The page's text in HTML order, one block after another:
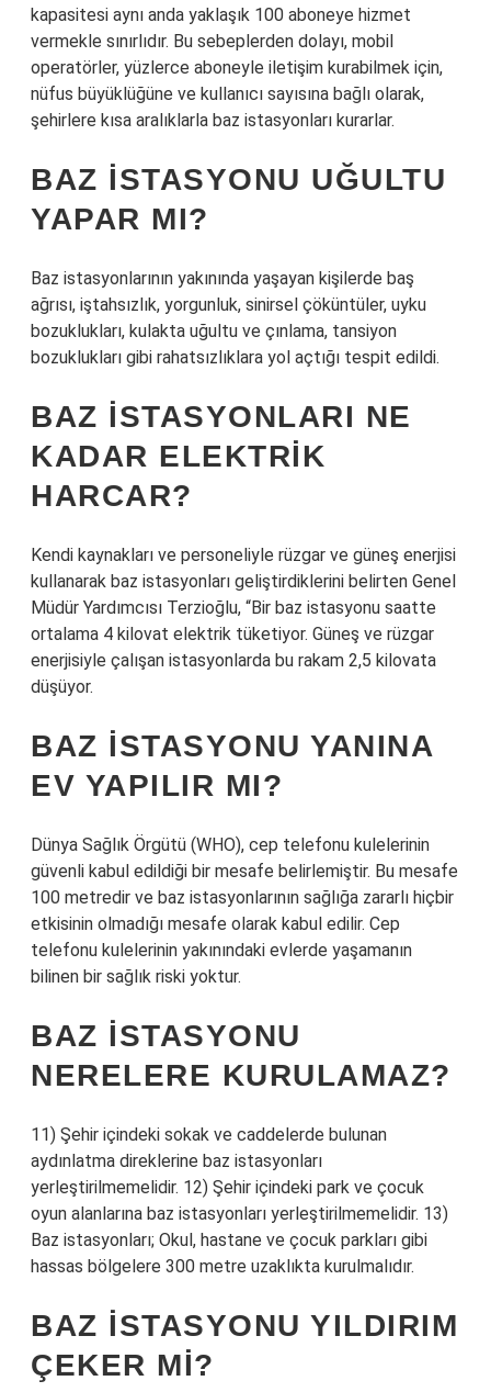
kapasitesi aynı anda yaklaşık 100 aboneye hizmet
vermekle sınırlıdır. Bu sebeplerden dolayı, mobil
operatörler, yüzlerce aboneyle iletişim kurabilmek için,
nüfus büyüklüğüne ve kullanıcı sayısına bağlı olarak,
şehirlere kısa aralıklarla baz istasyonları kurarlar.
BAZ ISTASYONU UĞULTU
YAPAR MI?
Baz istasyonlarının yakınında yaşayan kişilerde baş
ağrısı, iştahsızlık, yorgunluk, sinirsel çöküntüler, uyku
bozuklukları, kulakta uğultu ve çınlama, tansiyon
bozuklukları gibi rahatsızlıklara yol açtığı tespit edildi.
BAZ ISTASYONLARI NE
KADAR ELEKTRIK
HARCAR?
Kendi kaynakları ve personeliyle rüzgar ve güneş enerjisi
kullanarak baz istasyonları geliştirdiklerini belirten Genel
Müdür Yardımcısı Terzioğlu, “Bir baz istasyonu saatte
ortalama 4 kilovat elektrik tüketiyor. Güneş ve rüzgar
enerjisiyle çalışan istasyonlarda bu rakam 2,5 kilovata
düşüyor.
BAZ ISTASYONU YANINA
EV YAPILIR MI?
Dünya Sağlık Örgütü (WHO), cep telefonu kulelerinin
güvenli kabul edildiği bir mesafe belirlemiştir. Bu mesafe
100 metredir ve baz istasyonlarının sağlığa zararlı hiçbir
etkisinin olmadığı mesafe olarak kabul edilir. Cep
telefonu kulelerinin yakınındaki evlerde yaşamanın
bilinen bir sağlık riski yoktur.
BAZ ISTASYONU
NERELERE KURULAMAZ?
11) Şehir içindeki sokak ve caddelerde bulunan
aydınlatma direklerine baz istasyonları
yerleştirilmemelidir. 12) Şehir içindeki park ve çocuk
oyun alanlarına baz istasyonları yerleştirilmemelidir. 13)
Baz istasyonları; Okul, hastane ve çocuk parkları gibi
hassas bölgelere 300 metre uzaklıkta kurulmalıdır.
BAZ ISTASYONU YILDIRIM
ÇEKER MI?